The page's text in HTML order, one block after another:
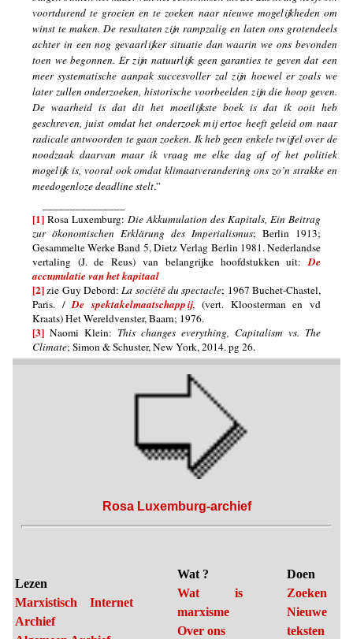
voortdurend te groeien en te zoeken naar nieuwe mogelijkheden om
winst te maken. De resultaten zijn rampzalig en laten ons grotendeels
achter in een nog gevaarlijker situatie dan waarin we ons bevonden
toen we begonnen. Er zijn natuurlijk geen garanties te geven dat een
meer systematische aanpak succesvoller zal zijn hoewel er zoals we
later zullen onderzoeken, historische voorbeelden zijn die hoop geven.
De waarheid is dat dit het moeilijkste boek is dat ik ooit heb
geschreven, juist omdat het onderzoek mij ertoe heeft geleid om naar
radicale antwoorden te gaan zoeken. Ik heb geen enkele twijfel over de
noodzaak daarvan maar ik vraag me elke dag af of het politiek
mogelijk is, vooral ook omdat klimaatverandering ons zo’n strakke en
meedogenloze deadline stelt.”
[1]Rosa Luxemburg: Die Akkumulation des Kapitals, Ein Beitrag
zur ökonomischen Erklärung des Imperialismus; Berlin 1913;
Gesammelte Werke Band 5, Dietz Verlag Berlin 1981. Nederlandse
vertaling (J. de Reus) van belangrijke hoofdstukken uit:De
accumulatie van het kapitaal
[2]zie Guy Debord:La société du spectacle; 1967 Buchet-Chastel,
Paris. /De spektakelmaatschappij, (vert. Kloosterman en vd
Kraats) Het Wereldvenster, Baarn; 1976.
[3]Naomi Klein: This changes everything, Capitalism vs. The
Climate; Simon & Schuster, New York, 2014. pg 26.
Rosa Luxemburg-archief
Lezen
Marxistisch Internet
Archief
Wat ?
Wat is
marxisme
Over ons
Doen
Zoeken
Nieuwe
teksten